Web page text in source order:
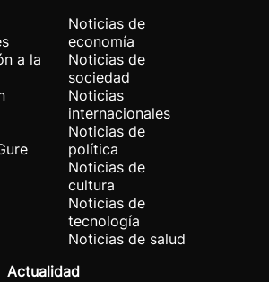
a la
Noticias de
economía
Noticias de
sociedad
Noticias
internacionales
Noticias de
política
Noticias de
cultura
Noticias de
tecnología
Noticias de salud
Actualidad